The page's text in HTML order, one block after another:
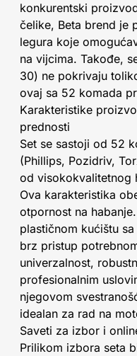
konkurentski
čelike, Beta brend je
legura koje
na vijcima. Takođe,
30) ne pokrivaju
ovaj sa 52 komada
Karakteristike
prednosti
Set se sastoji od 52
(Phillips, Pozidriv,
od visokokvalitetnog
Ova karakteristika
otpornost na
plastičnom kućištu
brz pristup
univerzalnost,
profesionalnim
njegovom
idealan za rad na
Saveti za izbor i
Prilikom izbora seta